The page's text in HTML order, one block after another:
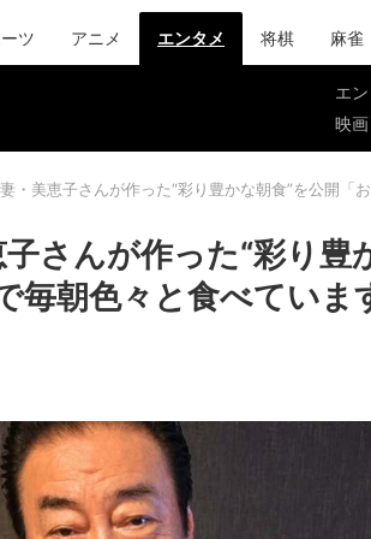
ツ アニメ エンタメ 将棋 麻雀
エ
映画
・美恵子さんが作った“彩り豊かな朝食”を公開「
さんが作った“彩り豊
毎朝色々と食べていま